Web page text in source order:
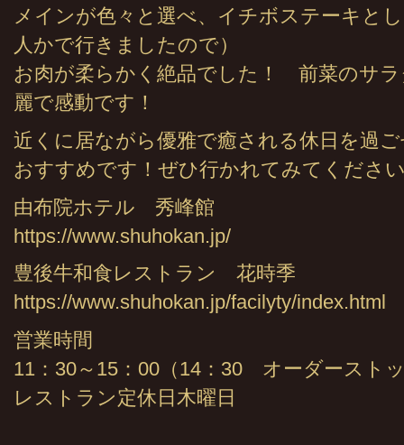
メインが色々と選べ、イチボステーキと
人かで行きましたので）
お肉が柔らかく絶品でした！ 前菜のサ
麗で感動です！
近くに居ながら優雅で癒される休日を過
おすすめです！ぜひ行かれてみてくださ
由布院ホテル 秀峰館
https://www.shuhokan.jp/
豊後牛和食レストラン 花時季
https://www.shuhokan.jp/facilyty/index.html
営業時間
11：30～15：00（14：30 オーダースト
レストラン定休日木曜日